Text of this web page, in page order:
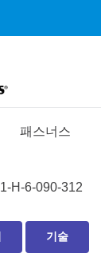
패스너스
1-H-6-090-312
기술
1 .
3 .
4513
5.